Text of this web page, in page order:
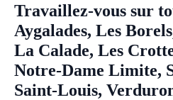
Travaillez-vous sur
Aygalades, Les
La Calade, Les
Notre-Dame Limite,
Saint-Louis,